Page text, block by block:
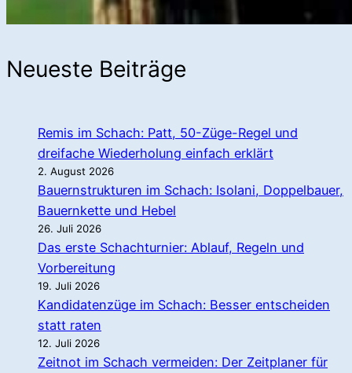
Neueste Beiträge
Remis im Schach: Patt, 50-Züge-Regel und
dreifache Wiederholung einfach erklärt
2. August 2026
Bauernstrukturen im Schach: Isolani, Doppelbauer,
Bauernkette und Hebel
26. Juli 2026
Das erste Schachturnier: Ablauf, Regeln und
Vorbereitung
19. Juli 2026
Kandidatenzüge im Schach: Besser entscheiden
statt raten
12. Juli 2026
Zeitnot im Schach vermeiden: Der Zeitplaner für